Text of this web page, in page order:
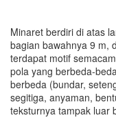
Minaret berdiri di atas
bagian bawahnya 9 m,
terdapat motif
pola yang berbeda-
berbeda (bundar,
segitiga, anyaman,
teksturnya tampak luar